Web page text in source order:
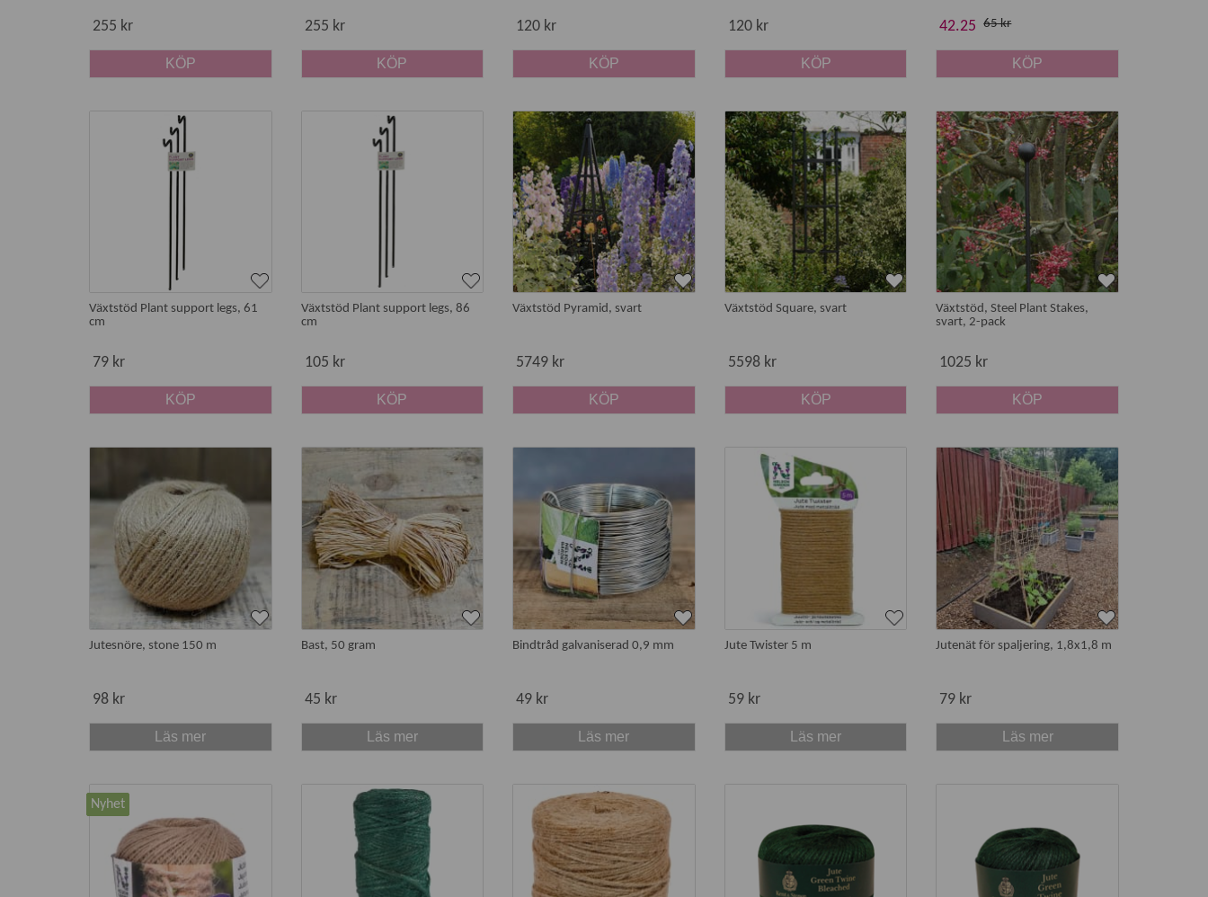
255 kr
KÖP
255 kr
KÖP
120 kr
KÖP
120 kr
KÖP
42.25 65 kr
KÖP
Växtstöd Plant support legs, 61
cm
79 kr
KÖP
Växtstöd Plant support legs, 86
cm
105 kr
KÖP
Växtstöd Pyramid, svart
5749 kr
KÖP
Växtstöd Square, svart
5598 kr
KÖP
Växtstöd, Steel Plant Stakes,
svart, 2-pack
1025 kr
KÖP
Jutesnöre, stone 150 m
98 kr
Läs mer
Bast, 50 gram
45 kr
Läs mer
Bindtråd galvaniserad 0,9 mm
49 kr
Läs mer
Jute Twister 5 m
59 kr
Läs mer
Jutenät för spaljering, 1,8x1,8 m
79 kr
Läs mer
Nyhet